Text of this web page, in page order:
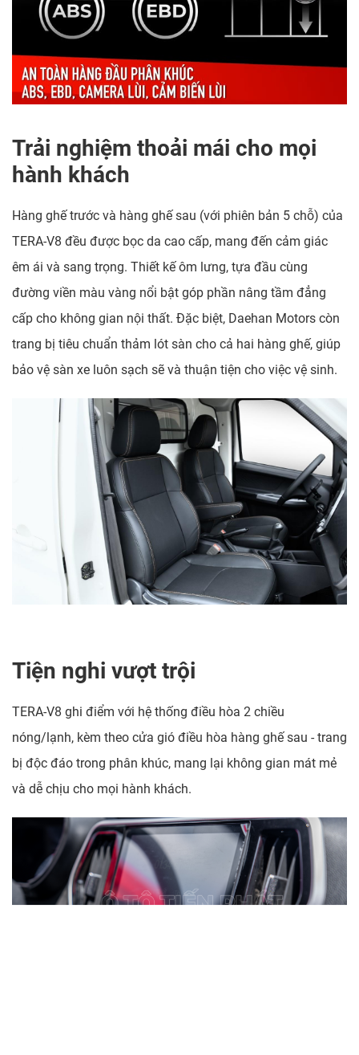
Trải nghiệm thoải mái cho mọi
hành khách
Hàng ghế trước và hàng ghế sau (với phiên bản 5 chỗ) của
TERA-V8 đều được bọc da cao cấp, mang đến cảm giác
êm ái và sang trọng. Thiết kế ôm lưng, tựa đầu cùng
đường viền màu vàng nổi bật góp phần nâng tầm đẳng
cấp cho không gian nội thất. Đặc biệt, Daehan Motors còn
trang bị tiêu chuẩn thảm lót sàn cho cả hai hàng ghế, giúp
bảo vệ sàn xe luôn sạch sẽ và thuận tiện cho việc vệ sinh.
Tiện nghi vượt trội
TERA-V8 ghi điểm với hệ thống điều hòa 2 chiều
nóng/lạnh, kèm theo cửa gió điều hòa hàng ghế sau - trang
bị độc đáo trong phân khúc, mang lại không gian mát mẻ
và dễ chịu cho mọi hành khách.